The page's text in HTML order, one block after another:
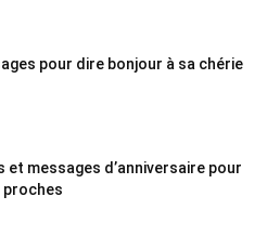
pour dire bonjour à sa chérie
et messages d’anniversaire pour
proches